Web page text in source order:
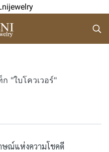
"ใบโควเวอร์"
ษณ์แห่งความโชคดี